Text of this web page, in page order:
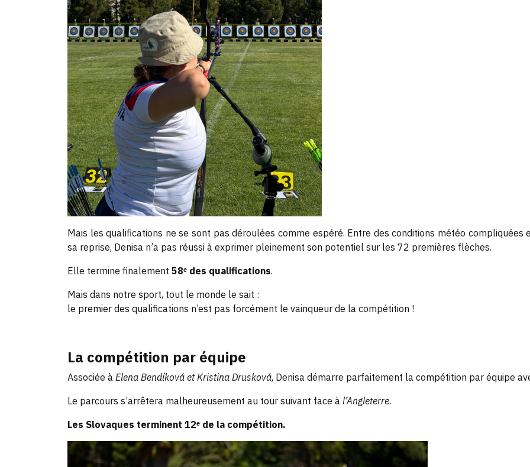
Mais les qualifications ne se sont pas déroulées comme espéré. Entre des conditions météo compliquées
sa reprise, Denisa n’a pas réussi à exprimer pleinement son potentiel sur les 72 premières flèches.
Elle termine finalement 58ᵉ des qualifications.
Mais dans notre sport, tout le monde le sait :
le premier des qualifications n’est pas forcément le vainqueur de la compétition !
La compétition par équipe
Associée à Elena Bendíková et Kristina Drusková, Denisa démarre parfaitement la compétition par équipe
Le parcours s’arrêtera malheureusement au tour suivant face à l’Angleterre.
Les Slovaques terminent 12ᵉ de la compétition.